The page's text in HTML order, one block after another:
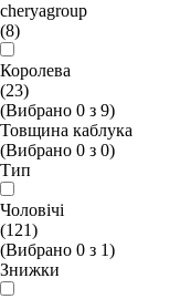
cheryagroup
(8)
Королева
(23)
(Вибрано 0 з 9)
Товщина каблука
(Вибрано 0 з 0)
Тип
Чоловічі
(121)
(Вибрано 0 з 1)
Знижки